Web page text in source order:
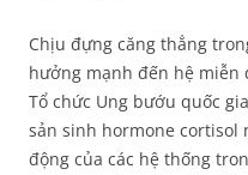
Chịu đựng căng thẳng
hưởng mạnh đến hệ miễn
Tổ chức Ung bướu quốc
sản sinh hormone cortisol
động của các hệ thống